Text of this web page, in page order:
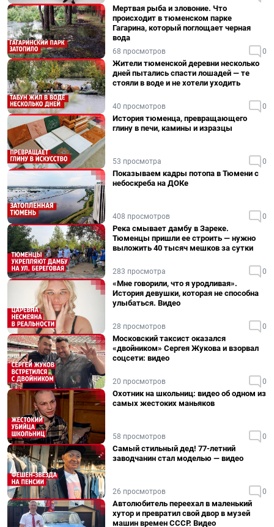
Мертвая рыба и зловоние. Что
происходит в тюменском парке
Гагарина, который поглощает черная
вода
68 просмотров 0
Жители тюменской деревни несколько
дней пытались спасти лошадей — те
стояли в воде и не хотели уходить
40 просмотров 0
История тюменца, превращающего
глину в печи, камины и изразцы
53 просмотра 0
Показываем кадры потопа в Тюмени с
небоскреба на ДОКе
408 просмотров 0
Река смывает дамбу в Зареке.
Тюменцы пришли ее строить — нужно
выложить 40 тысяч мешков за сутки
283 просмотра 0
«Мне говорили, что я уродливая».
История девушки, которая не способна
улыбаться. Видео
28 просмотров 0
Московский таксист оказался
«двойником» Сергея Жукова и взорвал
соцсети: видео
20 просмотров 0
Охотник на школьниц: видео об одном из
самых жестоких маньяков
58 просмотров 0
Самый стильный дед! 77-летний
заводчанин стал моделью — видео
26 просмотров 0
Автолюбитель переехал в маленький
хутор и превратил свой двор в музей
машин времен СССР. Видео